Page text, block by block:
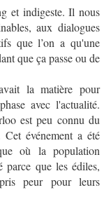
et indigeste. Il nous
aux dialogues
que l’on a qu'une
que ça passe ou de
la matière pour
avec l'actualité.
est peu connu du
événement a été
où la population
parce que les édiles,
peur pour leurs